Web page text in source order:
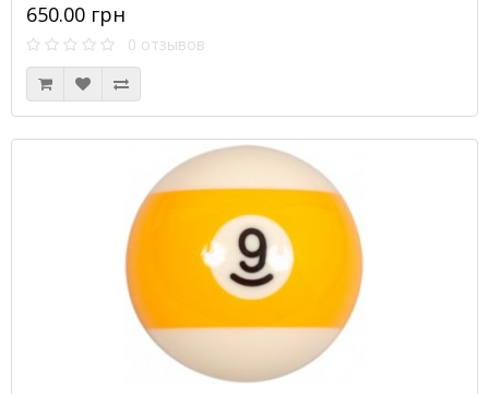
650.00 грн
0 отзывов